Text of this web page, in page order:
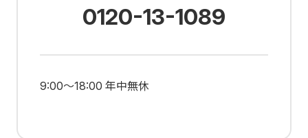
0120-13-1089
9:00～18:00 年中無休